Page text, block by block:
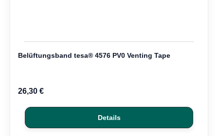
Belüftungsband tesa® 4576 PV0 Venting Tape
26,30 €
Details